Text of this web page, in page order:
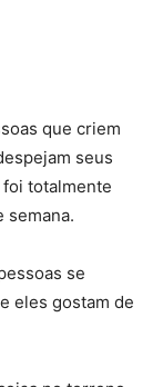
que criem
seus
totalmente
semana.
se
eles gostam de